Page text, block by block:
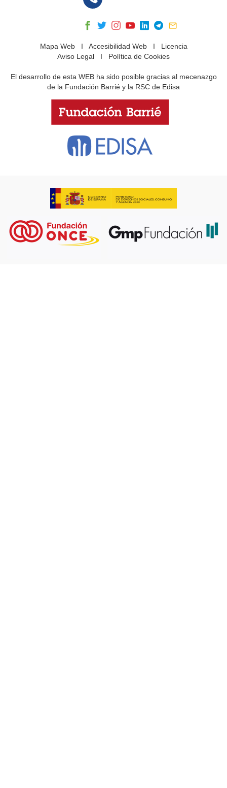
Mapa WebI Accesibilidad WebI Licencia
Aviso Legal I Política de Cookies
El desarrollo de esta WEB ha sido posible gracias al mecenazgo
de la Fundación Barrié y la RSC de Edisa